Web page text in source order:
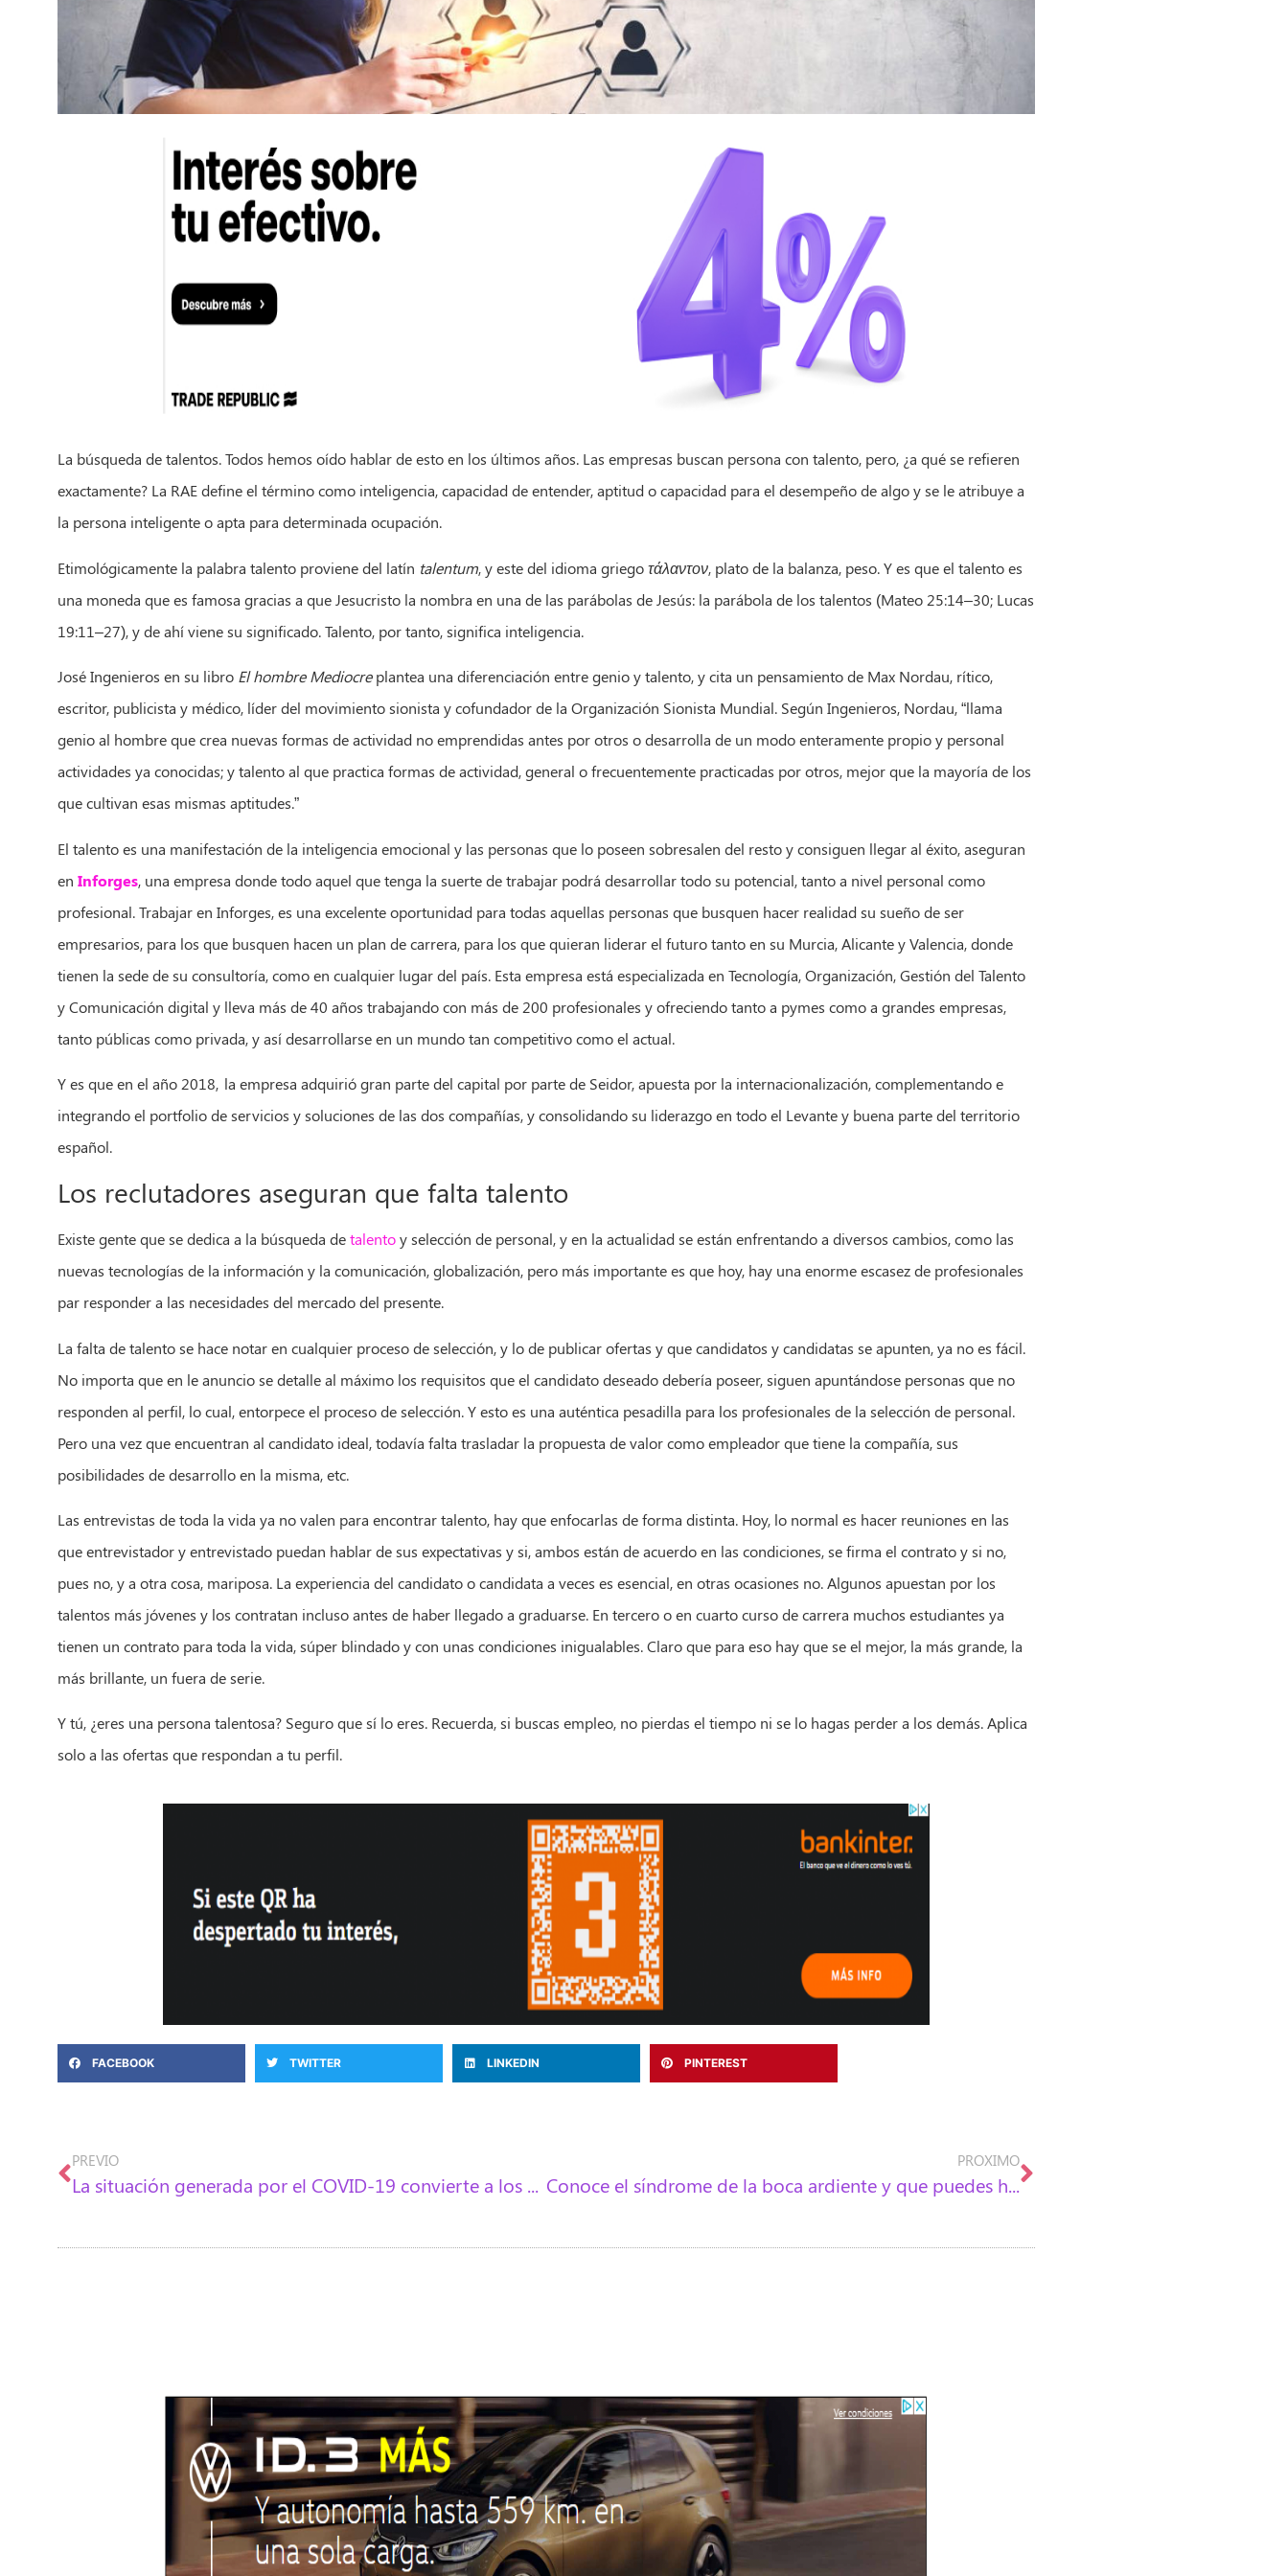
La búsqueda de talentos. Todos hemos oído hablar de esto en los últimos años. Las empresas buscan persona con talento, pero, ¿a qué se refieren
exactamente? La RAE define el término como inteligencia, capacidad de entender, aptitud o capacidad para el desempeño de algo y se le atribuye a
la persona inteligente o apta para determinada ocupación.
Etimológicamente la palabra talento proviene del latín talentum, y este del idioma griegoτάλαντον, plato de la balanza, peso. Y es que el talento es
una moneda que es famosa gracias a que Jesucristo la nombra en una de las parábolas de Jesús: la parábola de los talentos (Mateo 25:14–30; Lucas
19:11–27), y de ahí viene su significado. Talento, por tanto, significa inteligencia.
José Ingenieros en su libro El hombre Mediocreplantea una diferenciación entre genio y talento, y cita un pensamiento de Max Nordau, rítico,
escritor, publicista y médico, líder del movimiento sionista y cofundador de la Organización Sionista Mundial. Según Ingenieros, Nordau, “llama
genio al hombre que crea nuevas formas de actividad no emprendidas antes por otros o desarrolla de un modo enteramente propio y personal
actividades ya conocidas; y talento al que practica formas de actividad, general o frecuentemente practicadas por otros, mejor que la mayoría de los
que cultivan esas mismas aptitudes.”
El talento es una manifestación de la inteligencia emocional y las personas que lo poseen sobresalen del resto y consiguen llegar al éxito, aseguran
en Inforges, una empresa donde todo aquel que tenga la suerte de trabajar podrá desarrollar todo su potencial, tanto a nivel personal como
profesional. Trabajar en Inforges, es una excelente oportunidad para todas aquellas personas que busquen hacer realidad su sueño de ser
empresarios, para los que busquen hacen un plan de carrera, para los que quieran liderar el futuro tanto en su Murcia, Alicante y Valencia, donde
tienen la sede de su consultoría, como en cualquier lugar del país. Esta empresa está especializada en Tecnología, Organización, Gestión del Talento
y Comunicación digital y lleva más de 40 años trabajando con más de 200 profesionales y ofreciendo tanto a pymes como a grandes empresas,
tanto públicas como privada, y así desarrollarse en un mundo tan competitivo como el actual.
Y es que en el año 2018, la empresa adquirió gran parte del capital por parte de Seidor, apuesta por la internacionalización, complementando e
integrando el portfolio de servicios y soluciones de las dos compañías, y consolidando su liderazgo en todo el Levante y buena parte del territorio
español.
Los reclutadores aseguran que falta talento
Existe gente que se dedica a la búsqueda detalentoy selección de personal, y en la actualidad se están enfrentando a diversos cambios, como las
nuevas tecnologías de la información y la comunicación, globalización, pero más importante es que hoy, hay una enorme escasez de profesionales
par responder a las necesidades del mercado del presente.
La falta de talento se hace notar en cualquier proceso de selección, y lo de publicar ofertas y que candidatos y candidatas se apunten, ya no es fácil.
No importa que en le anuncio se detalle al máximo los requisitos que el candidato deseado debería poseer, siguen apuntándose personas que no
responden al perfil, lo cual, entorpece el proceso de selección. Y esto es una auténtica pesadilla para los profesionales de la selección de personal.
Pero una vez que encuentran al candidato ideal, todavía falta trasladar la propuesta de valor como empleador que tiene la compañía, sus
posibilidades de desarrollo en la misma, etc.
Las entrevistas de toda la vida ya no valen para encontrar talento, hay que enfocarlas de forma distinta. Hoy, lo normal es hacer reuniones en las
que entrevistador y entrevistado puedan hablar de sus expectativas y si, ambos están de acuerdo en las condiciones, se firma el contrato y si no,
pues no, y a otra cosa, mariposa. La experiencia del candidato o candidata a veces es esencial, en otras ocasiones no. Algunos apuestan por los
talentos más jóvenes y los contratan incluso antes de haber llegado a graduarse. En tercero o en cuarto curso de carrera muchos estudiantes ya
tienen un contrato para toda la vida, súper blindado y con unas condiciones inigualables. Claro que para eso hay que se el mejor, la más grande, la
más brillante, un fuera de serie.
Y tú, ¿eres una persona talentosa? Seguro que sí lo eres. Recuerda, si buscas empleo, no pierdas el tiempo ni se lo hagas perder a los demás. Aplica
solo a las ofertas que respondan a tu perfil.
FACEBOOK TWITTER LINKEDIN PINTEREST
PREVIO
La situación generada por el COVID-19 convierte a los abogados laborales en una figura central en esta nueva sociedad
PROXIMO
Conoce el síndrome de la boca ardiente y que puedes hacer para tratarlo